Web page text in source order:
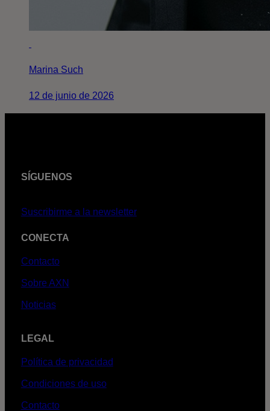
Marina Such
12 de junio de 2026
SÍGUENOS
Suscribirme a la newsletter
CONECTA
Contacto
Sobre AXN
Noticias
LEGAL
Política de privacidad
Condiciones de uso
Contacto